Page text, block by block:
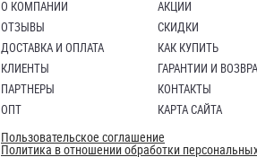
О КОМПАНИИ
ОТЗЫВЫ
ДОСТАВКА И ОПЛАТА
КЛИЕНТЫ
ПАРТНЕРЫ
ОПТ
АКЦИИ
СКИДКИ
КАК КУПИТЬ
ГАРАНТИИ И
КОНТАКТЫ
КАРТА САЙТА
Пользовательское соглашение
Политика в отношении обработки